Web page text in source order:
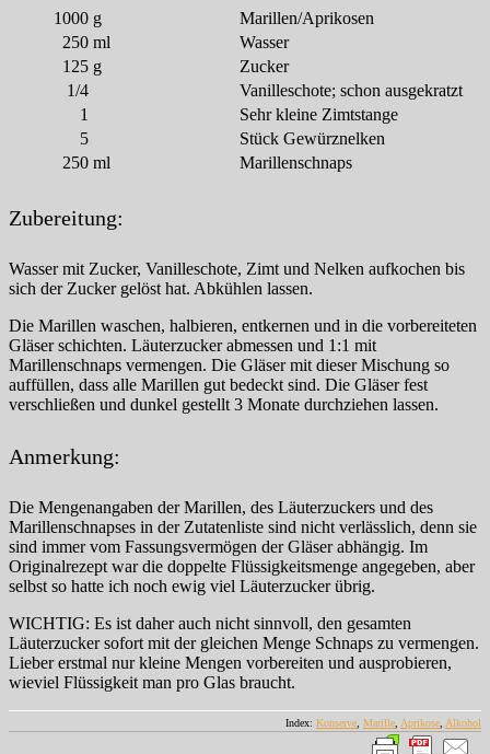
1000 g
Marillen/Aprikosen
250 ml
Wasser
125 g
Zucker
1/4
Vanilleschote; schon ausgekratzt
1
Sehr kleine Zimtstange
5
Stück Gewürznelken
250 ml Marillenschnaps
Zubereitung:
Wasser mit Zucker, Vanilleschote, Zimt und Nelken aufkochen bis
sich der Zucker gelöst hat. Abkühlen lassen.
Die Marillen waschen, halbieren, entkernen und in die vorbereiteten
Gläser schichten. Läuterzucker abmessen und 1:1 mit
Marillenschnaps vermengen. Die Gläser mit dieser Mischung so
auffüllen, dass alle Marillen gut bedeckt sind. Die Gläser fest
verschließen und dunkel gestellt 3 Monate durchziehen lassen.
Anmerkung:
Die Mengenangaben der Marillen, des Läuterzuckers und des
Marillenschnapses in der Zutatenliste sind nicht verlässlich, denn sie
sind immer vom Fassungsvermögen der Gläser abhängig. Im
Originalrezept war die doppelte Flüssigkeitsmenge angegeben, aber
selbst so hatte ich noch ewig viel Läuterzucker übrig.
WICHTIG: Es ist daher auch nicht sinnvoll, den gesamten
Läuterzucker sofort mit der gleichen Menge Schnaps zu vermengen.
Lieber erstmal nur kleine Mengen vorbereiten und ausprobieren,
wieviel Flüssigkeit man pro Glas braucht.
Index: Konserve, Marille, Aprikose, Alkohol